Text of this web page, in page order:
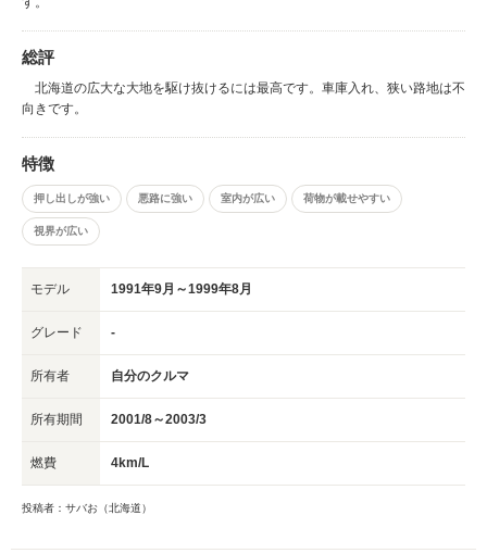
総評
北海道の広大な大地を駆け抜けるには最高です。車庫入れ、狭い路地は不
向きです。
特徴
押し出しが強い 悪路に強い 室内が広い 荷物が載せやすい
視界が広い
モデル 1991年9月～1999年8月
グレード -
所有者 自分のクルマ
所有期間 2001/8～2003/3
燃費 4km/L
投稿者：サバお（北海道）